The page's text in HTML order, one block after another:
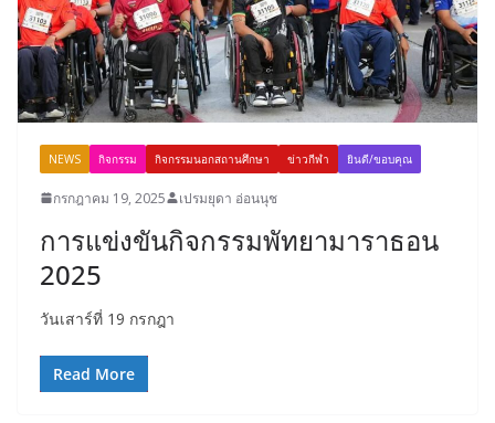
NEWS กิจกรรม กิจกรรมนอกสถานศึกษา ข่าวกีฬา ยินดี/ขอบคุณ
กรกฎาคม 19, 2025 เปรมยุดา อ่อนนุช
การแข่งขันกิจกรรมพัทยามาราธอน
2025
วันเสาร์ที่ 19 กรกฎา
Read More